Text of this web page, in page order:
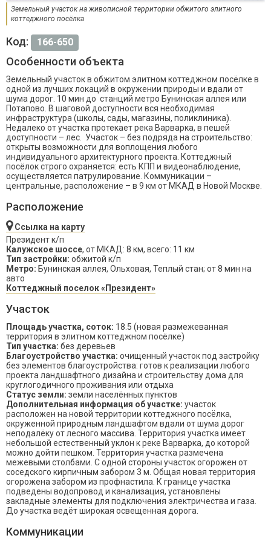
Земельный участок на живописной территории обжитого элитного
коттеджного посёлка
Код: 166-650
Особенности объекта
Земельный участок в обжитом элитном коттеджном посёлке в
одной из лучших локаций в окружении природы и вдали от
шума дорог. 10 мин до станций метро Бунинская аллея или
Потапово. В шаговой доступности вся необходимая
инфраструктура (школы, сады, магазины, поликлиника).
Недалеко от участка протекает река Варварка, в пешей
доступности – лес. Участок – без подряда на строительство:
открыты возможности для воплощения любого
индивидуального архитектурного проекта. Коттеджный
посёлок строго охраняется: есть КПП и видеонаблюдение,
осуществляется патрулирование. Коммуникации –
центральные, расположение – в 9 км от МКАД в Новой Москве.
Расположение
Ссылка на карту
Президент к/п
Калужское шоссе, от МКАД: 8 км, всего: 11 км
Тип застройки: обжитой к/п
Метро: Бунинская аллея, Ольховая, Теплый стан; от 8 мин на
авто
Коттеджный поселок «Президент»
Участок
Площадь участка, соток: 18.5 (новая размежеванная
территория в элитном коттеджном посёлке)
Тип участка: без деревьев
Благоустройство участка: очищенный участок под застройку
без элементов благоустройства: готов к реализации любого
проекта ландшафтного дизайна и строительству дома для
круглогодичного проживания или отдыха
Статус земли: земли населённых пунктов
Дополнительная информация об участке: участок
расположен на новой территории коттеджного посёлка,
окруженной природным ландшафтом вдали от шума дорог
неподалёку от лесного массива. Территория участка имеет
небольшой естественный уклон к реке Варварка, до которой
можно дойти пешком. Территория участка размечена
межевыми столбами. С одной стороны участок огорожен от
соседского кирпичным забором 3 м. Общая новая территория
огорожена забором из профнастила. К границе участка
подведены водопровод и канализация, установлены
закладные элементы для подключения электричества и газа.
До участка ведёт широкая освещенная дорога.
Коммуникации